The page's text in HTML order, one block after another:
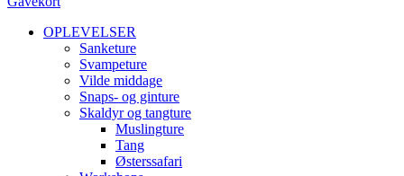
OPLEVELSER
Sanketure
Svampeture
Vilde middage
Snaps- og ginture
Skaldyr og tangture
Muslingture
Tang
Østerssafari